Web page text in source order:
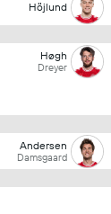
Höjlund
Høgh
Dreyer
Andersen
Damsgaard